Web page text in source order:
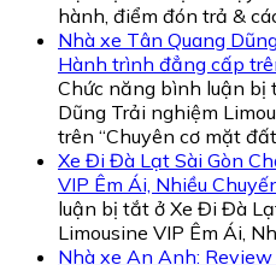
hành, điểm đón trả &
Nhà xe Tân Quang
Hành trình đẳng cấp
Chức năng bình luận bị
Dũng Trải nghiệm
trên “Chuyên cơ mặt
Xe Đi Đà Lạt Sài Gòn
VIP Êm Ái, Nhiều
luận bị tắt ở Xe Đi Đà
Limousine VIP Êm Ái,
Nhà xe An Anh: